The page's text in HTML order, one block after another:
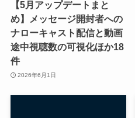
【5月アップデートまと
め】メッセージ開封者への
ナローキャスト配信と動画
途中視聴数の可視化ほか18
件
2026年6月1日